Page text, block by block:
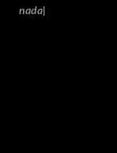
nada|